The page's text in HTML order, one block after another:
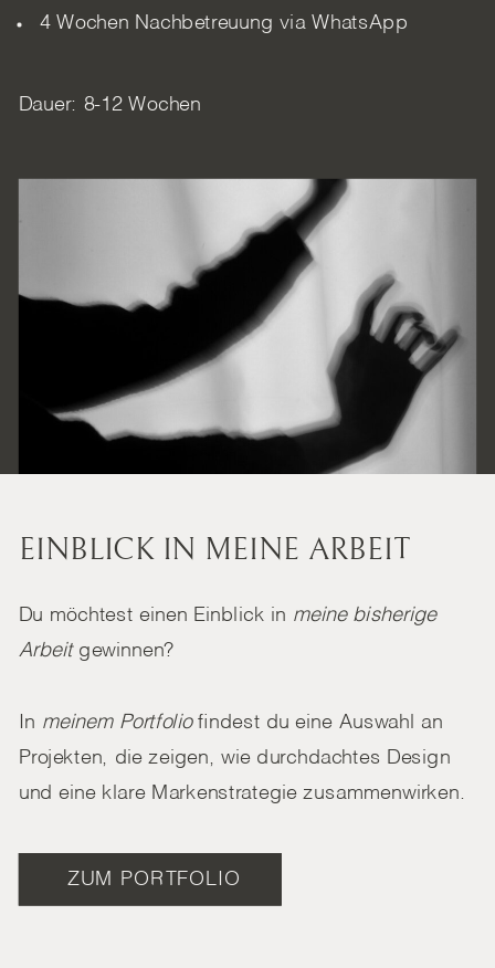
4 Wochen Nachbetreuung via WhatsApp
Dauer: 8-12 Wochen
EINBLICK IN MEINE ARBEIT
Du möchtest einen Einblick in meine bisherige
Arbeitgewinnen?
In meinem Portfoliofindest du eine Auswahl an
Projekten, die zeigen, wie durchdachtes Design
und eine klare Markenstrategie zusammenwirken.
ZUM PORTFOLIO